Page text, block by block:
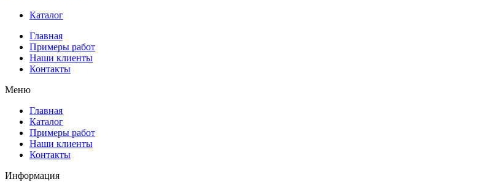
Каталог
Главная
Примеры работ
Наши клиенты
Контакты
Меню
Главная
Каталог
Примеры работ
Наши клиенты
Контакты
Информация